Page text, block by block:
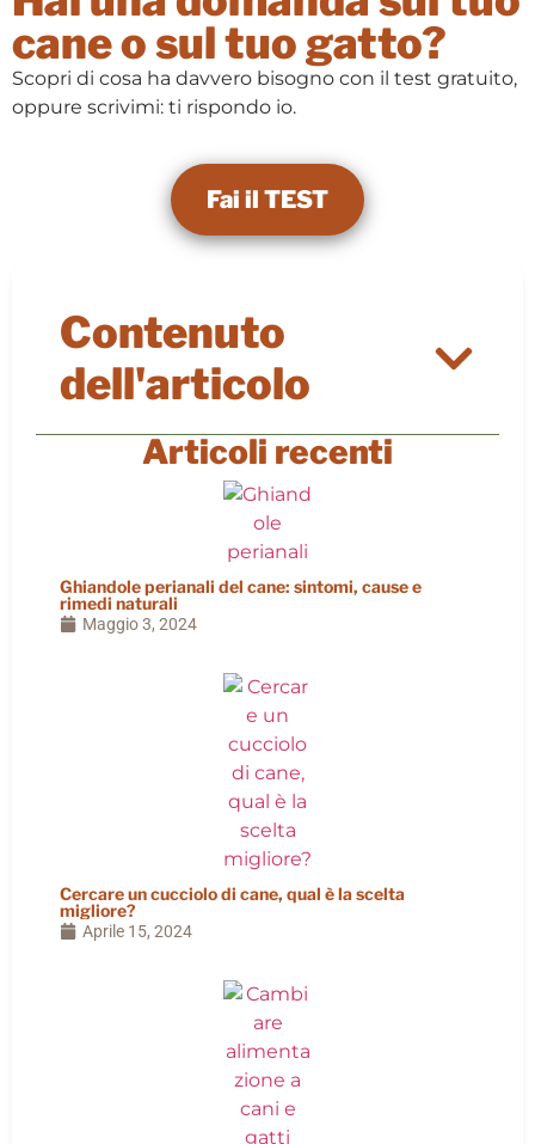
cane o sul tuo gatto?
Scopri di cosa ha davvero bisogno con il test gratuito,
oppure scrivimi: ti rispondo io.
Fai il TEST
Contenuto
dell'articolo
Articoli recenti
Ghiandole perianali del cane: sintomi, cause e
rimedi naturali
Maggio 3, 2024
Cercare un cucciolo di cane, qual è la scelta
migliore?
Aprile 15, 2024